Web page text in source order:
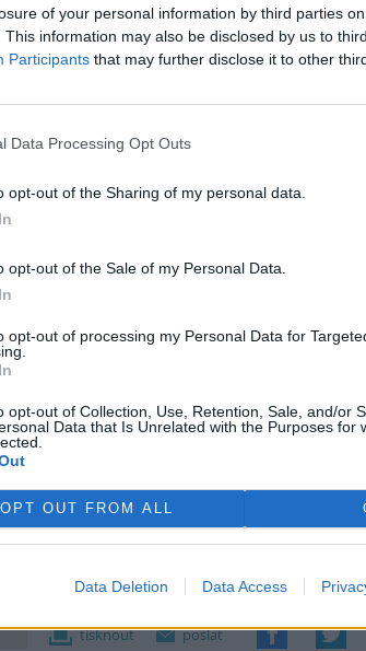
of your personal information by third parties
This information may also be disclosed by us to
Participants that may further disclose it to other
Data Processing Opt Outs
opt-out of the Sharing of my personal data.
opt-out of the Sale of my Personal Data.
opt-out of processing my Personal Data for
opt-out of Collection, Use, Retention, Sale, and/or
Data that Is Unrelated with the Purposes for
OPT OUT FROM ALL
Data Deletion Data Access
že v záchraně bourovce trnkového je
Právě proto se na ni chceme zaměřit –
vhodného hospodaření i exkurze na místa,
nejen bourovcům, ale i dalším rostlinám a
vysvětluje Jindřiška Jelínková z Agentury
ohrožené druhy nyní běží již patnáct, díky nim
kupříkladu třeba syslů, užovky stromové či
zaměřit se i na další druhy – prvním z
Pelc, ředitel Agentury ochrany přírody a
je uchovat krajinu ve stavu, kdy poskytuje
proto věnuje pozornost jak ochraně
rozmanitosti jako celku.
biologické rozmanitosti ČR a nyní se
Zdravá a odolná krajina totiž přináší
pomáhá zmírnit dopady klimatické změny a
Jan Šíma.
tisknout poslat